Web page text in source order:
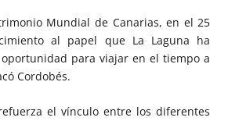
Mundial de Canarias, en el 25
al papel que La Laguna ha
para viajar en el tiempo a
Cordobés.
el vínculo entre los diferentes